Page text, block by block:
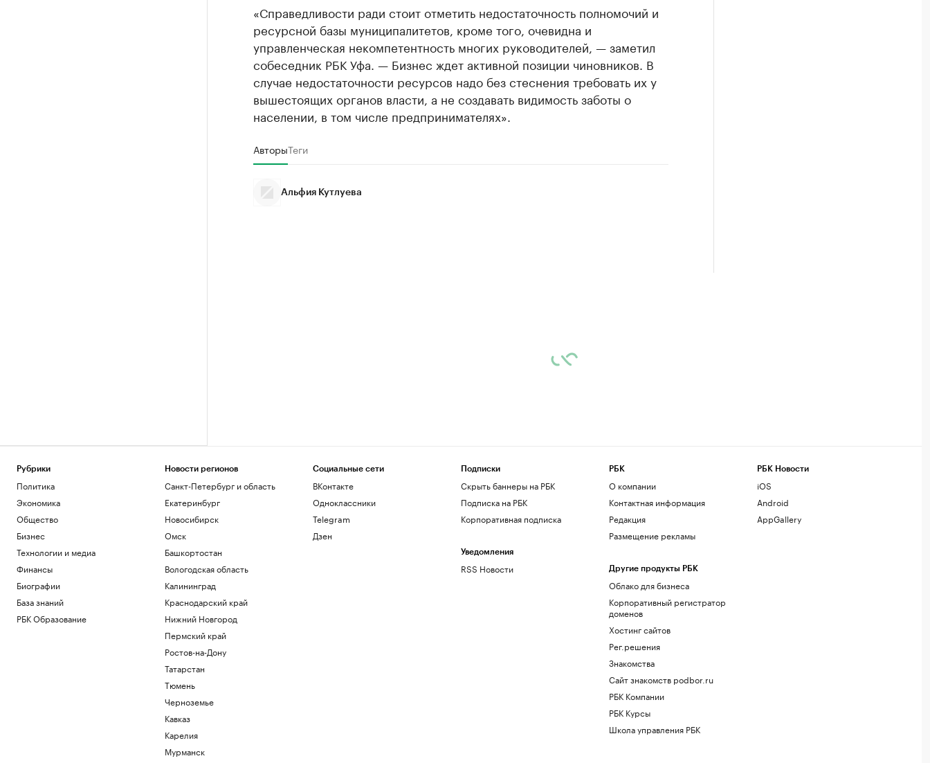
«Справедливости ради стоит отметить недостаточность полномочий и
ресурсной базы муниципалитетов, кроме того, очевидна и
управленческая некомпетентность многих руководителей, — заметил
собеседник РБК Уфа. — Бизнес ждет активной позиции чиновников. В
случае недостаточности ресурсов надо без стеснения требовать их у
вышестоящих органов власти, а не создавать видимость заботы о
населении, в том числе предпринимателях».
АвторыТеги
Альфия Кутлуева
Рубрики
Политика
Экономика
Общество
Бизнес
Технологии и медиа
Финансы
Биографии
База знаний
РБК Образование
Новости регионов
Санкт-Петербург и область
Екатеринбург
Новосибирск
Омск
Башкортостан
Вологодская область
Калининград
Краснодарский край
Нижний Новгород
Пермский край
Ростов-на-Дону
Татарстан
Тюмень
Черноземье
Кавказ
Карелия
Мурманск
Социальные сети
ВКонтакте
Одноклассники
Telegram
Дзен
Подписки
Скрыть баннеры на РБК
Подписка на РБК
Корпоративная подписка
Уведомления
RSS Новости
РБК
О компании
Контактная информация
Редакция
Размещение рекламы
Другие продукты РБК
Облако для бизнеса
Корпоративный регистратор
доменов
Хостинг сайтов
Рег.решения
Знакомства
Сайт знакомств podbor.ru
РБК Компании
РБК Курсы
Школа управления РБК
РБК Новости
iOS
Android
AppGallery